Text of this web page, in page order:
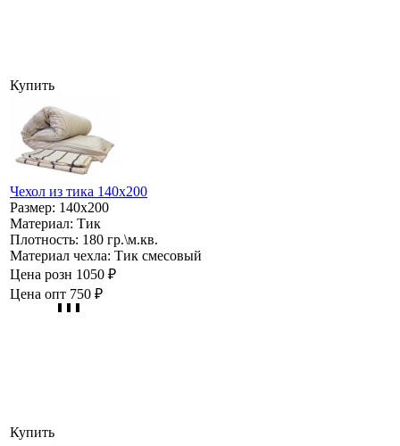
Купить
Чехол из тика 140х200
Размер: 140х200
Материал: Тик
Плотность: 180 гр.\м.кв.
Материал чехла: Тик смесовый
Цена розн 1050 ₽
Цена опт 750 ₽
Купить